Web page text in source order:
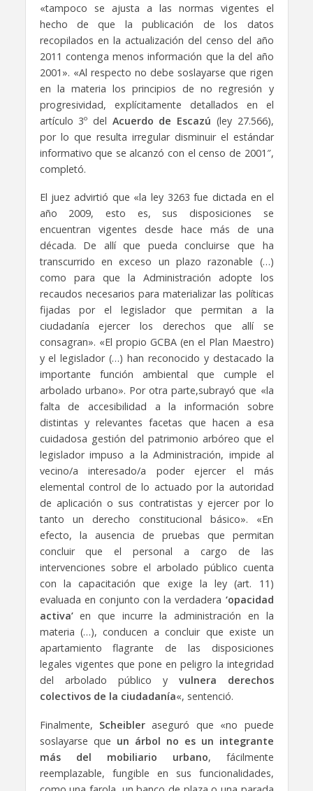
«tampoco se ajusta a las normas vigentes el
hecho de que la publicación de los datos
recopilados en la actualización del censo del año
2011 contenga menos información que la del año
2001». «Al respecto no debe soslayarse que rigen
en la materia los principios de no regresión y
progresividad, explícitamente detallados en el
artículo 3º del Acuerdo de Escazú (ley 27.566),
por lo que resulta irregular disminuir el estándar
informativo que se alcanzó con el censo de 2001″,
completó.
El juez advirtió que «la ley 3263 fue dictada en el
año 2009, esto es, sus disposiciones se
encuentran vigentes desde hace más de una
década. De allí que pueda concluirse que ha
transcurrido en exceso un plazo razonable (…)
como para que la Administración adopte los
recaudos necesarios para materializar las políticas
fijadas por el legislador que permitan a la
ciudadanía ejercer los derechos que allí se
consagran». «El propio GCBA (en el Plan Maestro)
y el legislador (…) han reconocido y destacado la
importante función ambiental que cumple el
arbolado urbano». Por otra parte,subrayó que «la
falta de accesibilidad a la información sobre
distintas y relevantes facetas que hacen a esa
cuidadosa gestión del patrimonio arbóreo que el
legislador impuso a la Administración, impide al
vecino/a interesado/a poder ejercer el más
elemental control de lo actuado por la autoridad
de aplicación o sus contratistas y ejercer por lo
tanto un derecho constitucional básico». «En
efecto, la ausencia de pruebas que permitan
concluir que el personal a cargo de las
intervenciones sobre el arbolado público cuenta
con la capacitación que exige la ley (art. 11)
evaluada en conjunto con la verdadera ‘opacidad
activa’en que incurre la administración en la
materia (…), conducen a concluir que existe un
apartamiento flagrante de las disposiciones
legales vigentes que pone en peligro la integridad
del arbolado público y vulnera derechos
colectivos de la ciudadanía«, sentenció.
Finalmente, Scheibleraseguró que «no puede
soslayarse que un árbol no es un integrante
más del mobiliario urbano, fácilmente
reemplazable, fungible en sus funcionalidades,